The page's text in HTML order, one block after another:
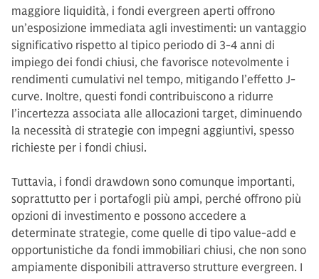
maggiore liquidità, i fondi evergreen aperti offrono
un’esposizione immediata agli investimenti: un vantaggio
significativo rispetto al tipico periodo di 3-4 anni di
impiego dei fondi chiusi, che favorisce notevolmente i
rendimenti cumulativi nel tempo, mitigando l’effetto J-
curve. Inoltre, questi fondi contribuiscono a ridurre
l’incertezza associata alle allocazioni target, diminuendo
la necessità di strategie con impegni aggiuntivi, spesso
richieste per i fondi chiusi.
Tuttavia, i fondi drawdown sono comunque importanti,
soprattutto per i portafogli più ampi, perché offrono più
opzioni di investimento e possono accedere a
determinate strategie, come quelle di tipo value-add e
opportunistiche da fondi immobiliari chiusi, che non sono
ampiamente disponibili attraverso strutture evergreen. I